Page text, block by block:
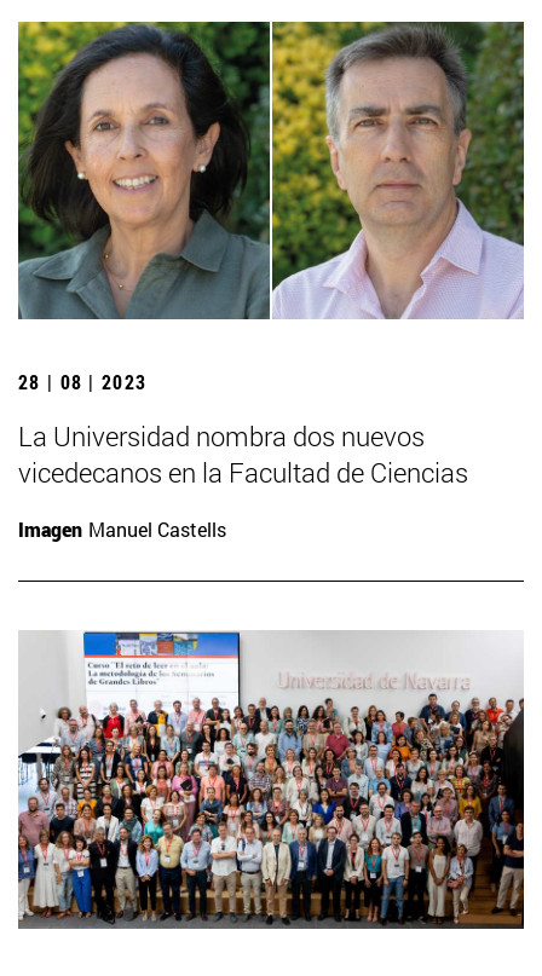
28 | 08 | 2023
La Universidad nombra dos nuevos
vicedecanos en la Facultad de Ciencias
Imagen Manuel Castells